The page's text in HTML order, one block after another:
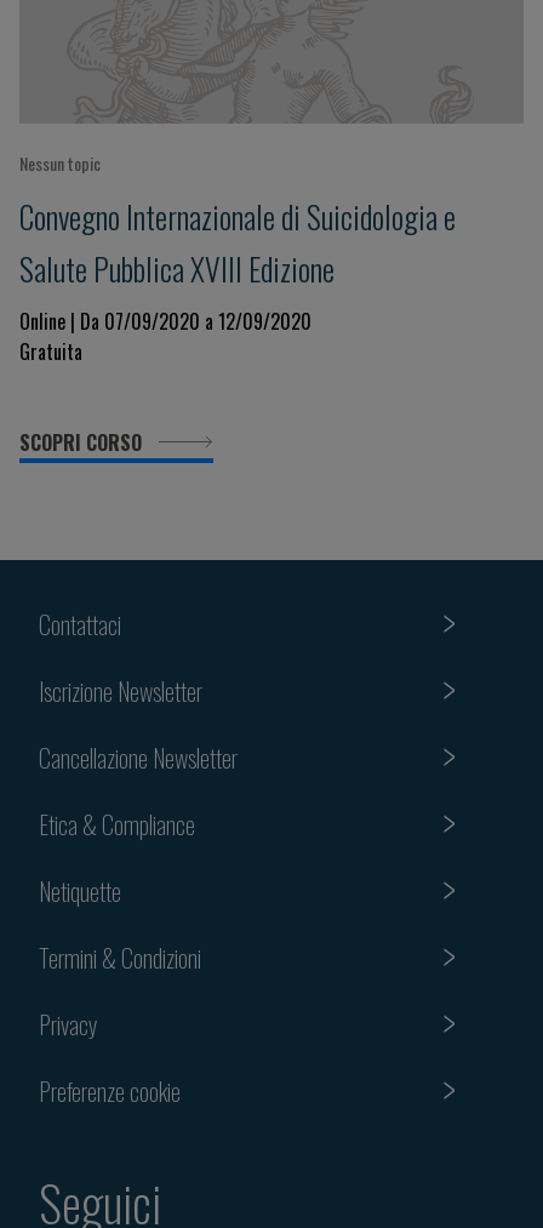
Nessun topic
Convegno Internazionale di Suicidologia e
Salute Pubblica XVIII Edizione
Online | Da 07/09/2020 a 12/09/2020
Gratuita
SCOPRI CORSO
Contattaci
Iscrizione Newsletter
Cancellazione Newsletter
Etica & Compliance
Netiquette
Termini & Condizioni
Privacy
Preferenze cookie
Seguici